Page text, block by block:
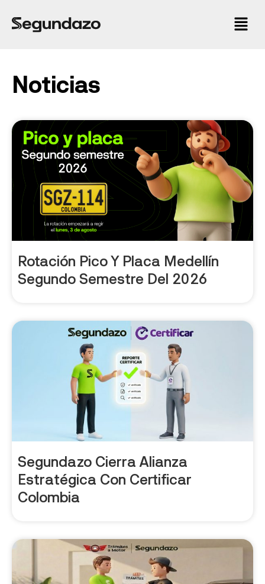
Noticias
Rotación Pico Y Placa Medellín
Segundo Semestre Del 2026
Segundazo Cierra Alianza
Estratégica Con Certificar
Colombia